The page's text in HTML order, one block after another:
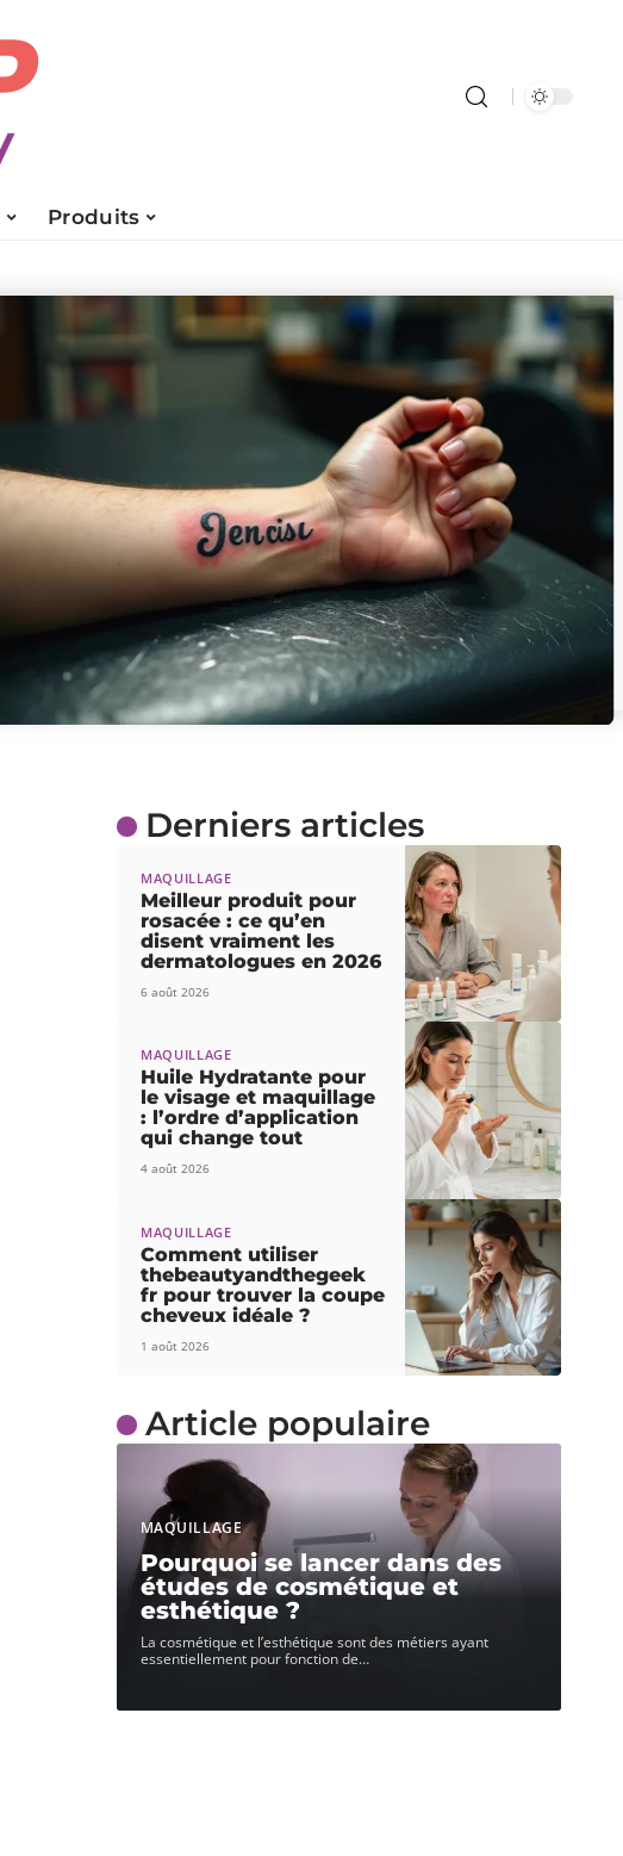
Produits
Derniers articles
MAQUILLAGE
Meilleur produit pour
rosacée : ce qu’en
disent vraiment les
dermatologues en 2026
6 août 2026
MAQUILLAGE
Huile Hydratante pour
le visage et maquillage
: l’ordre d’application
qui change tout
4 août 2026
MAQUILLAGE
Comment utiliser
thebeautyandthegeek
fr pour trouver la coupe
cheveux idéale ?
1 août 2026
Article populaire
MAQUILLAGE
Pourquoi se lancer dans des
études de cosmétique et
esthétique ?
La cosmétique et l’esthétique sont des métiers ayant
essentiellement pour fonction de…